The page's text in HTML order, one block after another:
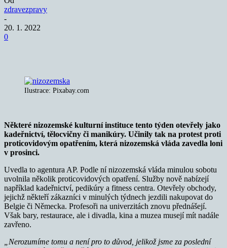
zdravezpravy
-
20. 1. 2022
0
Ilustrace: Pixabay.com
Některé nizozemské kulturní instituce tento týden otevřely jako
kadeřnictví, tělocvičny či manikúry. Učinily tak na protest proti
proticovidovým opatřením, která nizozemská vláda zavedla loni
v prosinci.
Uvedla to agentura AP. Podle ní nizozemská vláda minulou sobotu
uvolnila několik proticovidových opatření. Služby nově nabízejí
například kadeřnictví, pedikúry a fitness centra. Otevřely obchody,
jejichž někteří zákazníci v minulých týdnech jezdili nakupovat do
Belgie či Německa. Profesoři na univerzitách znovu přednášejí.
Však bary, restaurace, ale i divadla, kina a muzea musejí mít nadále
zavřeno.
„Nerozumíme tomu a není pro to důvod, jelikož jsme za poslední